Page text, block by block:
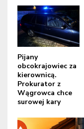
Pijany
obcokrajowiec za
kierownicą.
Prokurator z
Wągrowca chce
surowej kary